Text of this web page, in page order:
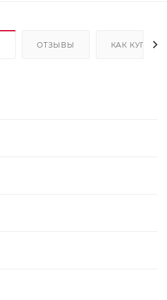
ОТЗЫВЫ КАК КУПИТЬ